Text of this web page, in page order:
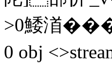
>0鯘渞�
0 obj